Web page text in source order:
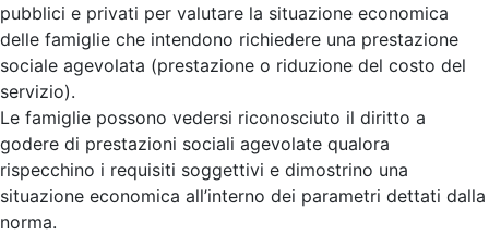
pubblici e privati per valutare la situazione economica
delle famiglie che intendono richiedere una prestazione
sociale agevolata (prestazione o riduzione del costo del
servizio).
Le famiglie possono vedersi riconosciuto il diritto a
godere di prestazioni sociali agevolate qualora
rispecchino i requisiti soggettivi e dimostrino una
situazione economica all’interno dei parametri dettati dalla
norma.